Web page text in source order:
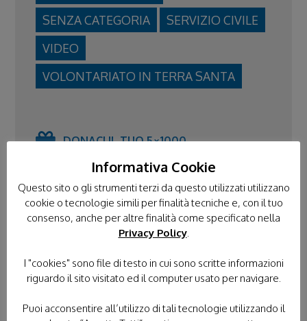
SENZA CATEGORIA
SERVIZIO CIVILE
VIDEO
VOLONTARIATO IN TERRA SANTA
DONACI IL TUO 5×1000
PELLEGRINAGGI
Informativa Cookie
Questo sito o gli strumenti terzi da questo utilizzati utilizzano
cookie o tecnologie simili per finalità tecniche e, con il tuo
consenso, anche per altre finalità come specificato nella
Privacy Policy.
I "cookies" sono file di testo in cui sono scritte informazioni
riguardo il sito visitato ed il computer usato per navigare.
Puoi acconsentire all’utilizzo di tali tecnologie utilizzando il